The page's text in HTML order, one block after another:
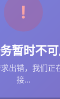
暂时不
出错，我们正
接...